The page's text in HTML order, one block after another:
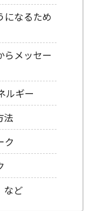
になるため
らメッセー
ルギー
法
ク
ど